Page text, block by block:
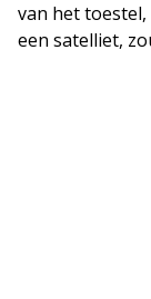
van het
een satelliet,